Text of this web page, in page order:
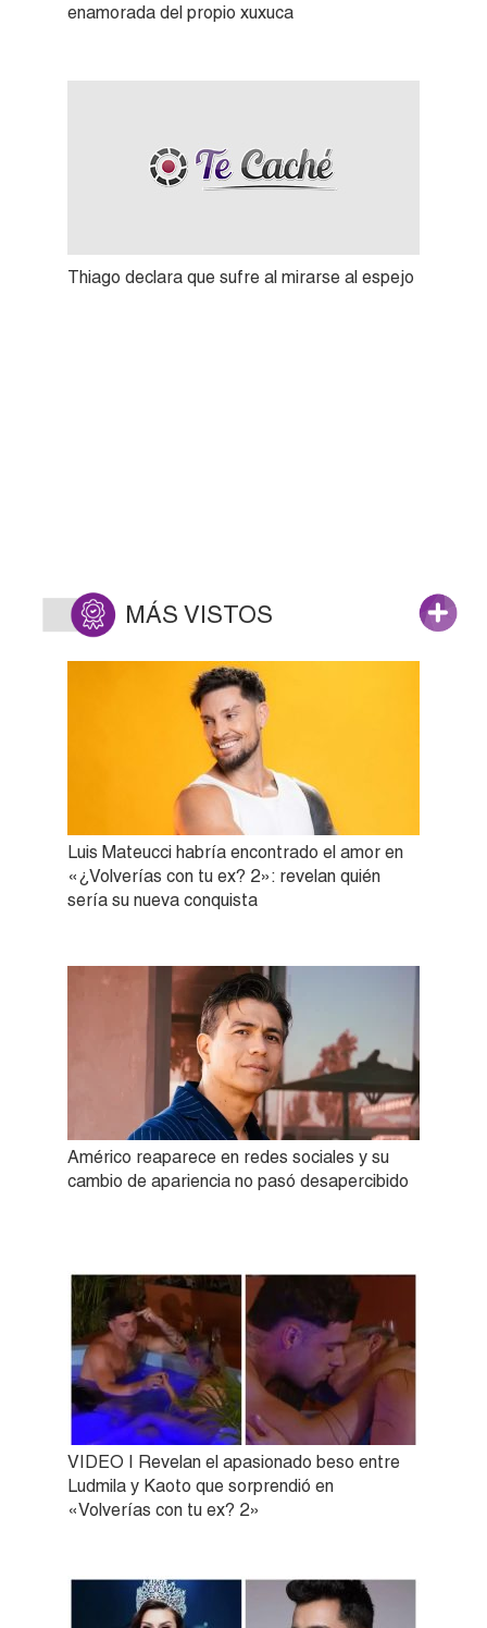
enamorada del propio xuxuca
Thiago declara que sufre al mirarse al espejo
MÁS VISTOS
Luis Mateucci habría encontrado el amor en
«¿Volverías con tu ex? 2»: revelan quién
sería su nueva conquista
Américo reaparece en redes sociales y su
cambio de apariencia no pasó desapercibido
VIDEO | Revelan el apasionado beso entre
Ludmila y Kaoto que sorprendió en
«Volverías con tu ex? 2»